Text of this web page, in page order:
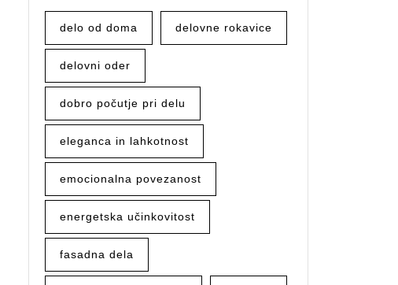
delo od doma delovne rokavice
delovni oder
dobro počutje pri delu
eleganca in lahkotnost
emocionalna povezanost
energetska učinkovitost
fasadna dela